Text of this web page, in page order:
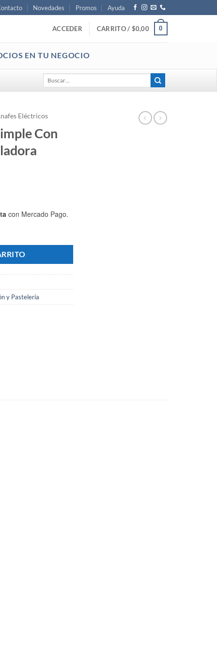
Novedades Promos Ayuda
ACCEDER CARRITO / $0,00 0
EN TU NEGOCIO
por:
Eléctricos
Con
con Mercado Pago.
y Pastelería